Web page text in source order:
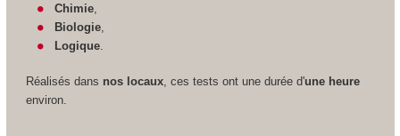
Chimie
Biologie
Logique
Réalisés dans nos locaux, ces tests ont une durée d'une heure
environ.